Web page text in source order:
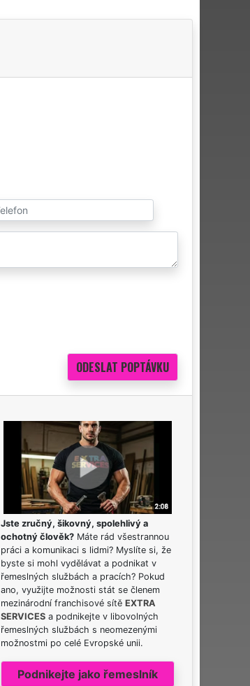
Jste zručný, šikovný, spolehlivý a
ochotný člověk? Máte rád všestrannou
práci a komunikaci s lidmi? Myslíte si, že
byste si mohl vydělávat a podnikat v
řemeslných službách a pracích? Pokud
ano, využijte možnosti stát se členem
mezinárodní franchisové sítěEXTRA
SERVICES a podnikejte v libovolných
řemeslných službách s neomezenými
možnostmi po celé Evropské unii.
Podnikejte jako řemeslník